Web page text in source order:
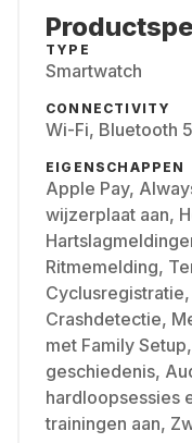
TYPE
Smartwatch
CONNECTIVITY
Wi-Fi, Bluetooth
EIGENSCHAPPEN
Apple Pay,
wijzerplaat aan,
Ritmemelding,
Crashdetectie,
met Family
geschiedenis,
hardloopsessies
trainingen aan,